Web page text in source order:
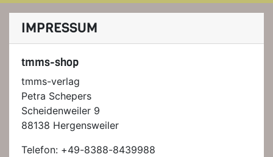
IMPRESSUM
tmms-shop
tmms-verlag
Petra Schepers
Scheidenweiler 9
88138 Hergensweiler
Telefon: +49-8388-8439988